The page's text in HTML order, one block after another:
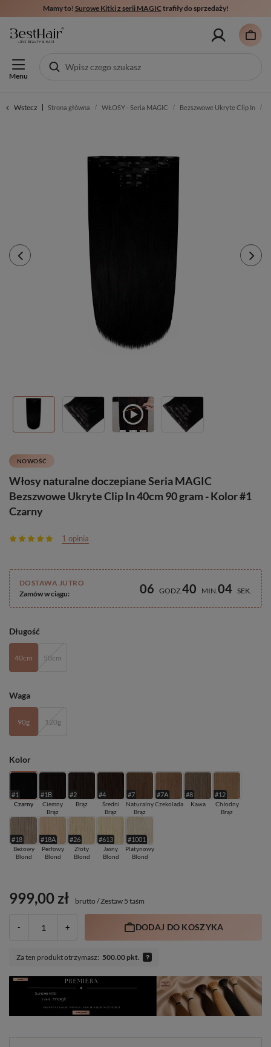
Mamy to! Surowe Kitki z serii MAGICtrafiły do sprzedaży!
Menu
Wstecz Strona główna WŁOSY - Seria MAGIC Bezszwowe Ukryte Clip In
Włosy naturalne doczepiane Seria MAGIC
Bezszwowe Ukryte Clip In 40cm 90 gram - Kolor #1
Czarny
1 opinia
NOWOŚĆ
Długość
40cm 50cm
Waga
90g 120g
Kolor
#1
Czarny
#1B
Ciemny
Brąz
#2
Brąz
#4
Średni
Brąz
#7
Naturalny
Brąz
#7A
Czekolada
#8
Kawa
#12
Chłodny
Brąz
#18
Beżowy
Blond
#18A
Perłowy
Blond
#26
Złoty
Blond
#613
Jasny
Blond
#1001
Platynowy
Blond
DOSTAWA JUTRO
Zamów w ciągu:
06 GODZ40 MIN04 SEK
999,00 zł brutto /Zestaw 5 taśm
- + DODAJ DO KOSZYKA
Za ten produkt otrzymasz: 500.00 pkt.